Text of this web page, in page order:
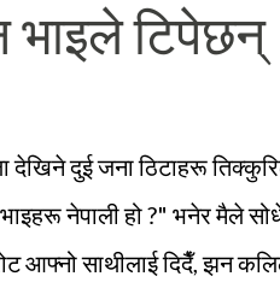
टिपेछन्
देखिने दुई जना ठिटाहरू
नेपाली हो ?" भनेर मैले
आफ्नो साथीलाई दिदैँ, झन